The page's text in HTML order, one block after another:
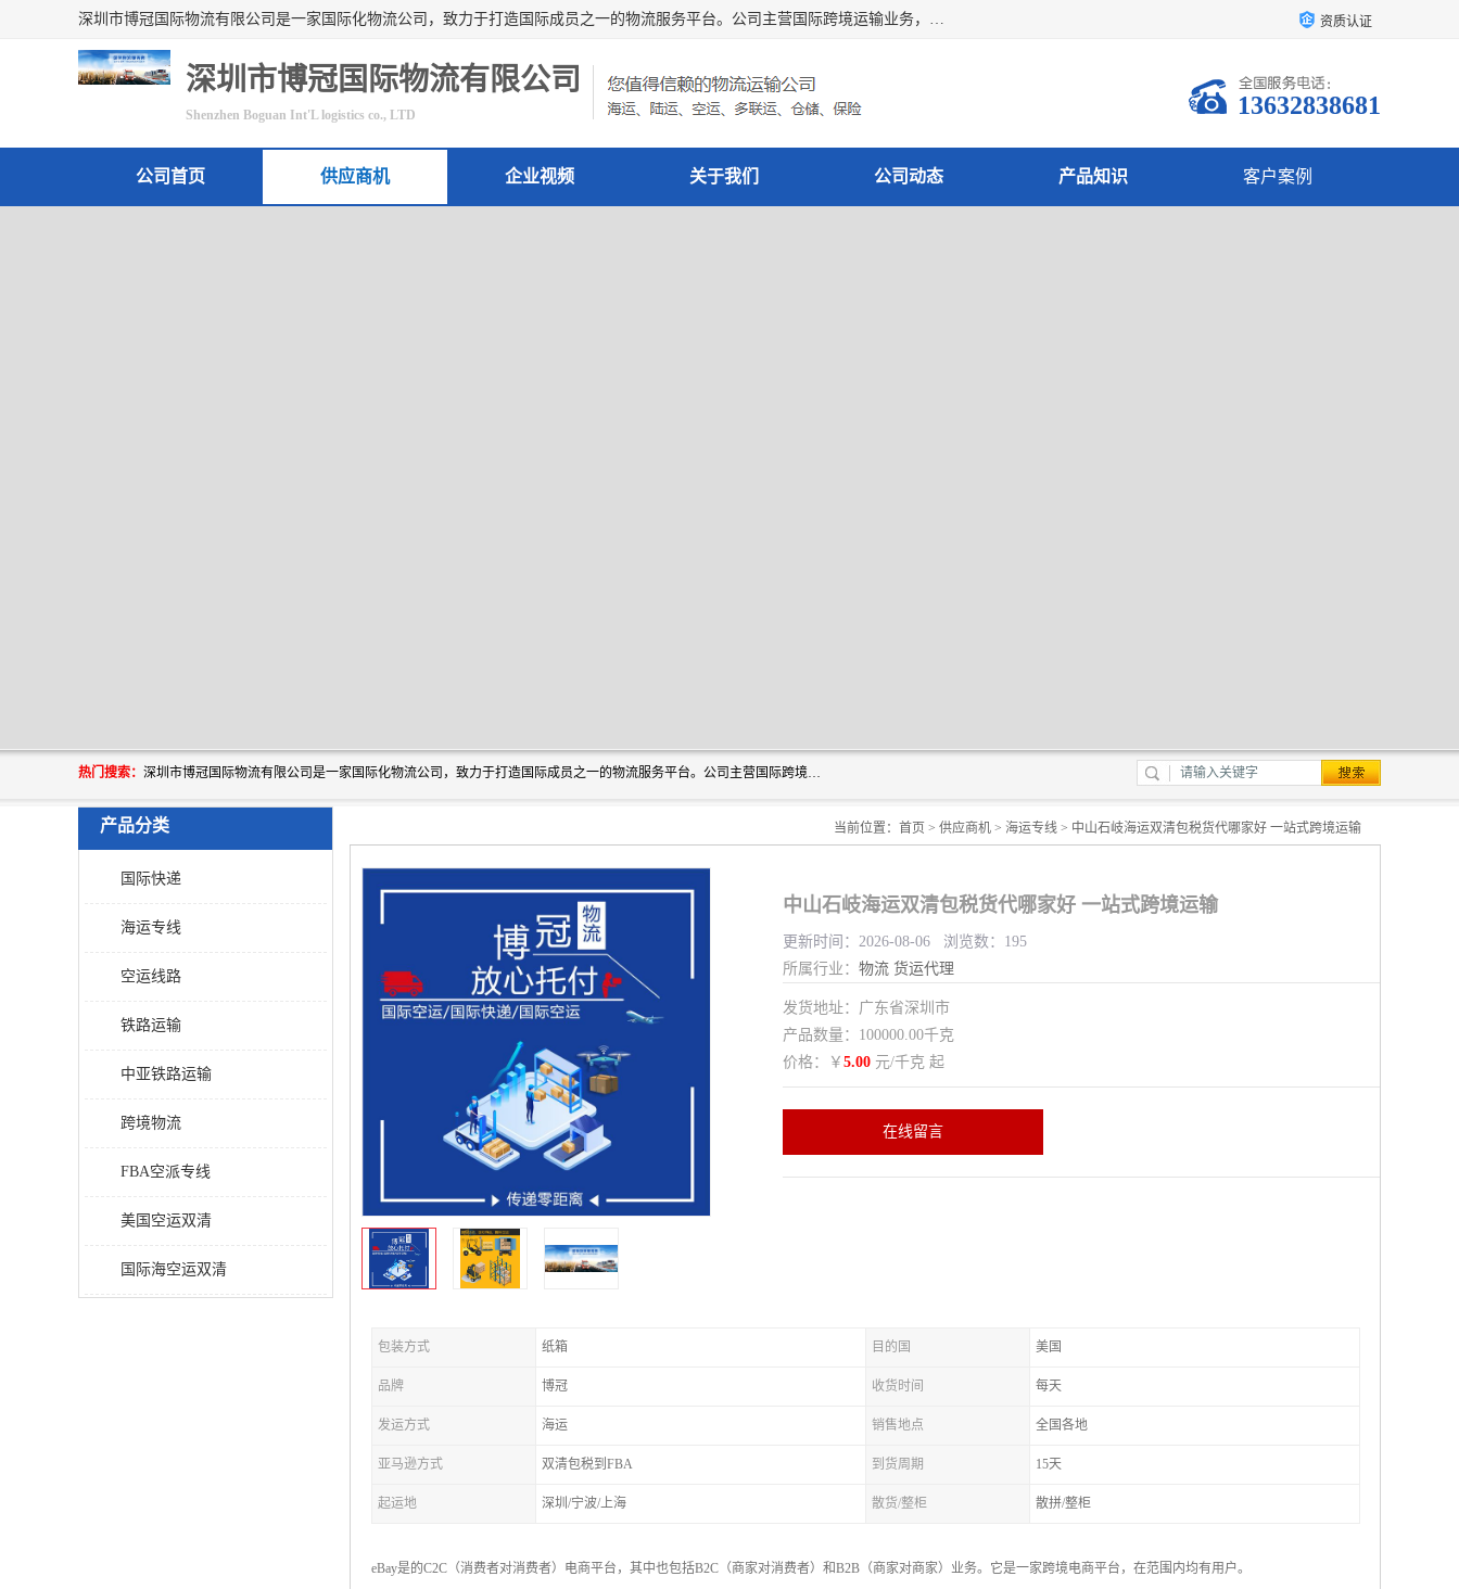
深圳市博冠国际物流有限公司是一家国际化物流公司，致力于打造国际成员之一的物流服务平台。公司主营国际跨境运输业务，提供国际快递、FBA空派专线、国际海空运、国际空运专线、中欧铁路运输等国际海空运、国际快递、国际铁路运输及跨境专线物流等各类进出口运输方面的业务。 资质认证
深圳市博冠国际物流有限公司
Shenzhen Boguan Int'L logistics co., LTD 13632838681
公司首页 供应商机 企业视频 关于我们 公司动态 产品知识 客户案例
热门搜索： 深圳市博冠国际物流有限公司是一家国际化物流公司，致力于打造国际成员之一的物流服务平台。公司主营国际跨境运输业务，提供国际快递、FBA空派专线、国际海空运、国际空运专线、中欧铁路运输等国际海空运、国际快递、国际铁路运输及跨境专线物流等各类进出口运输方面的业务。
产品分类
国际快递
海运专线
空运线路
铁路运输
中亚铁路运输
跨境物流
FBA空派专线
美国空运双清
国际海空运双清
当前位置： 首页 > 供应商机 > 海运专线 > 中山石岐海运双清包税货代哪家好 一站式跨境运输
中山石岐海运双清包税货代哪家好 一站式跨境运输
更新时间：2026-08-06 浏览数：195
所属行业： 物流 货运代理
发货地址：广东省深圳市
产品数量：100000.00千克
价格：￥ 5.00 元/千克 起
在线留言
包装方式 纸箱 目的国 美国
品牌 博冠 收货时间 每天
发运方式 海运 销售地点 全国各地
亚马逊方式 双清包税到FBA 到货周期 15天
起运地 深圳/宁波/上海 散货/整柜 散拼/整柜
eBay是的C2C（消费者对消费者）电商平台，其中也包括B2C（商家对消费者）和B2B（商家对商家）业务。它是一家跨境电商平台，在范围内均有用户。